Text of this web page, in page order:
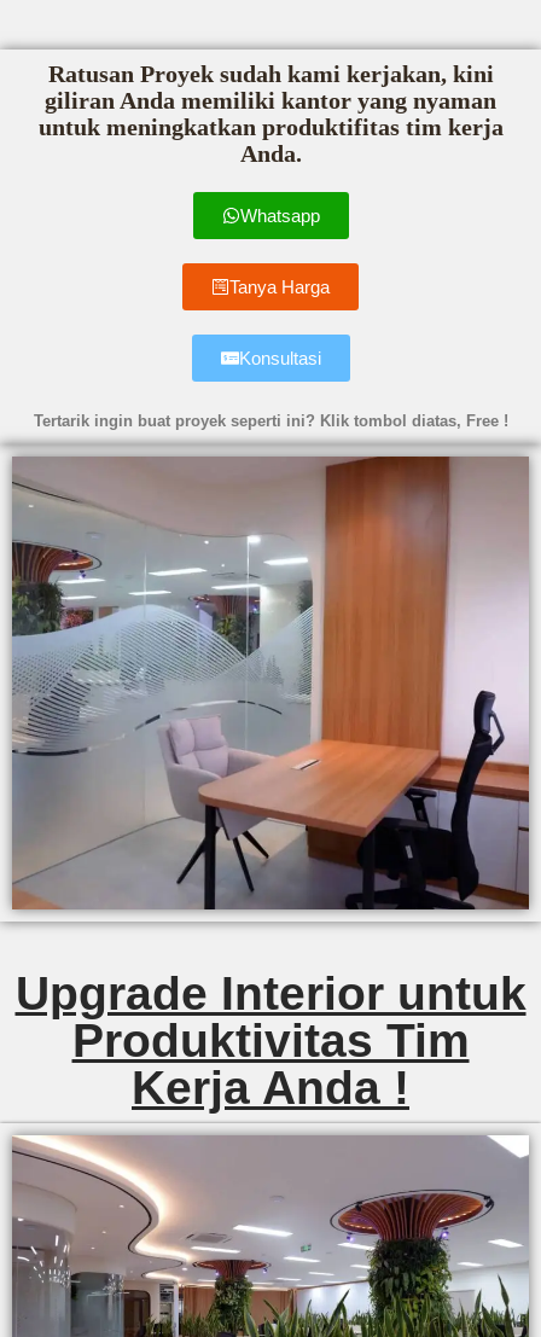
Ratusan Proyek sudah kami kerjakan, kini
giliran Anda memiliki kantor yang nyaman
untuk meningkatkan produktifitas tim kerja
Anda.
Whatsapp
Tanya Harga
Konsultasi
Tertarik ingin buat proyek seperti ini? Klik tombol diatas, Free !
Upgrade Interior untuk
Produktivitas Tim
Kerja Anda !